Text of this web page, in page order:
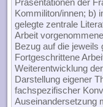
Kommiliton/innen; b)
gelegte zentrale
Arbeit
Bezug auf die jeweils
Fortgeschrittene
Weiterentwicklung
Darstellung eigener
fachspezifischer
Auseinandersetzung